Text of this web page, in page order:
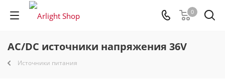
0
AC/DC источники напряжения 36V
Источники питания